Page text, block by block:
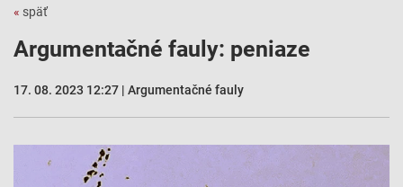
« späť
Argumentačné fauly: peniaze
17. 08. 2023 12:27 | Argumentačné fauly